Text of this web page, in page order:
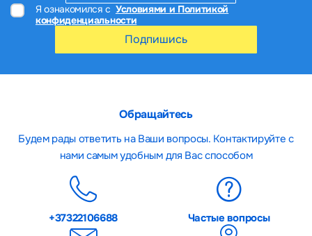
Я ознакомился с Условиями и Политикой
конфиденциальности
Подпишись
Обращайтесь
Будем рады ответить на Ваши вопросы. Контактируйте с
нами самым удобным для Вас способом
+37322106688 Частые вопросы